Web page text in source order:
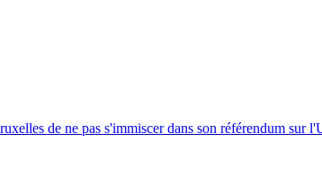
de ne pas s'immiscer dans son référendum sur